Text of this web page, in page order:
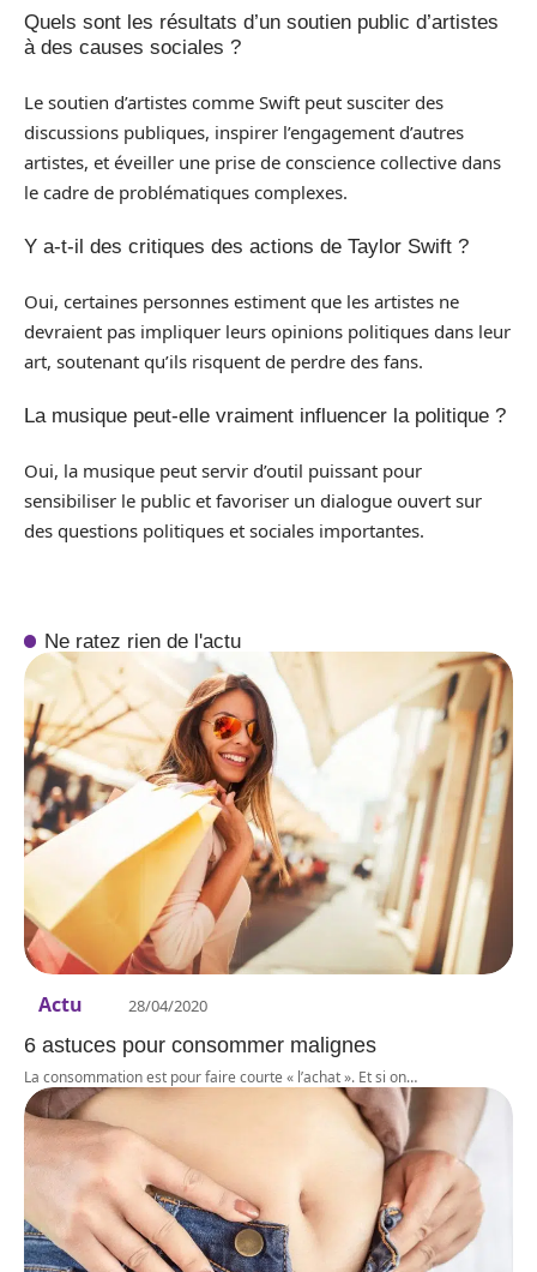
Quels sont les résultats d’un soutien public d’artistes
à des causes sociales ?
Le soutien d’artistes comme Swift peut susciter des
discussions publiques, inspirer l’engagement d’autres
artistes, et éveiller une prise de conscience collective dans
le cadre de problématiques complexes.
Y a-t-il des critiques des actions de Taylor Swift ?
Oui, certaines personnes estiment que les artistes ne
devraient pas impliquer leurs opinions politiques dans leur
art, soutenant qu’ils risquent de perdre des fans.
La musique peut-elle vraiment influencer la politique ?
Oui, la musique peut servir d’outil puissant pour
sensibiliser le public et favoriser un dialogue ouvert sur
des questions politiques et sociales importantes.
Ne ratez rien de l'actu
Actu 28/04/2020
6 astuces pour consommer malignes
La consommation est pour faire courte « l’achat ». Et si on…